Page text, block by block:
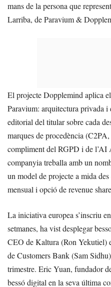
mans de la persona que
Larriba, de Paravium &
El projecte Dopplemind aplica
Paravium: arquitectura privada
editorial del titular sobre cada
marques de procedència
compliment del RGPD i de l’AI
companyia treballa amb un
un model de projecte a mida
mensual i opció de revenue
La iniciativa europea s’inscriu
setmanes, ha vist desplegar
CEO de Kaltura (Ron Yekutiel)
de Customers Bank (Sam
trimestre. Eric Yuan, fundador
bessó digital en la seva última